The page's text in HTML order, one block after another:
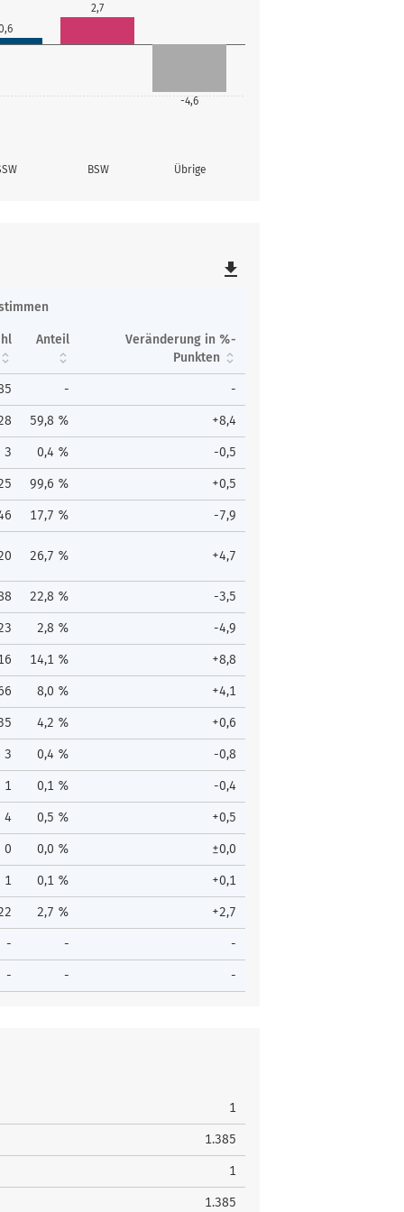
BSW Übrige
2,7
-4,6
file_download
Anteil
Veränderung in %-
Punkten
- -
59,8 % +8,4
3 0,4 % -0,5
99,6 % +0,5
17,7 % -7,9
26,7 % +4,7
22,8 % -3,5
2,8 % -4,9
14,1 % +8,8
8,0 % +4,1
4,2 % +0,6
3 0,4 % -0,8
1 0,1 % -0,4
4 0,5 % +0,5
0 0,0 % ±0,0
1 0,1 % +0,1
2,7 % +2,7
- - -
- - -
1
1.385
1
1.385